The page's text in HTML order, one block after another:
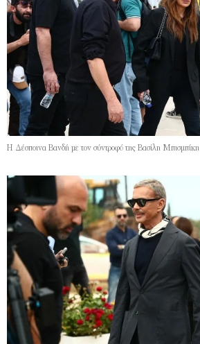
Η Δέσποινα Βανδή με τον σύντροφό της Βασίλη Μπισμπίκη